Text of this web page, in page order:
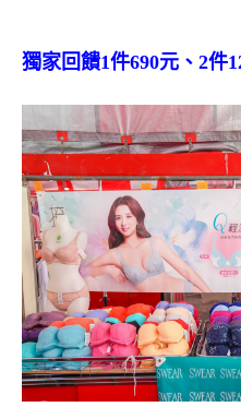
獨家回饋1件690元、2件